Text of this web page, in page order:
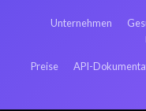
Unternehmen
Preise API-